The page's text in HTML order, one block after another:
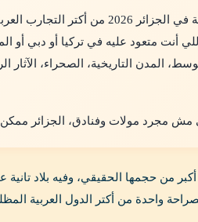
السياحة في الجزائر 2026 من
أنت متعود عليه في تركيا أو دبي أو
المدن التاريخية، الصحراء، الآثار
مجرد مولات وفنادق، الجزائر ممكن
من حجمها الحقيقي، وفيه بلاد
واحدة من أكتر الدول العربية